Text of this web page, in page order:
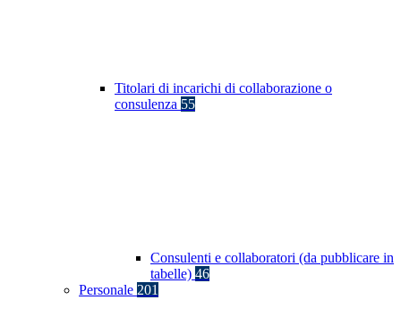
Titolari di incarichi di collaborazione o
consulenza 55
Consulenti e collaboratori (da pubblicare in
tabelle) 46
Personale 201